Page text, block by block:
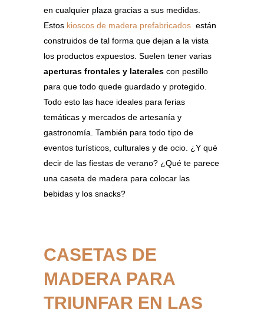
en cualquier plaza gracias a sus medidas.
Estos kioscos de madera prefabricados están
construidos de tal forma que dejan a la vista
los productos expuestos. Suelen tener varias
aperturas frontales y laterales con pestillo
para que todo quede guardado y protegido.
Todo esto las hace ideales para ferias
temáticas y mercados de artesanía y
gastronomía. También para todo tipo de
eventos turísticos, culturales y de ocio. ¿Y qué
decir de las fiestas de verano? ¿Qué te parece
una caseta de madera para colocar las
bebidas y los snacks?
CASETAS DE
MADERA PARA
TRIUNFAR EN LAS